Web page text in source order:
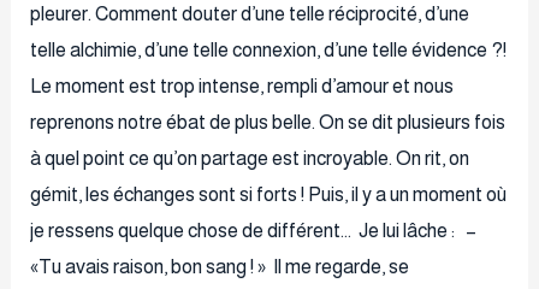
pleurer. Comment douter d’une telle réciprocité, d’une
telle alchimie, d’une telle connexion, d’une telle évidence ?!
Le moment est trop intense, rempli d’amour et nous
reprenons notre ébat de plus belle. On se dit plusieurs fois
à quel point ce qu’on partage est incroyable. On rit, on
gémit, les échanges sont si forts ! Puis, il y a un moment où
je ressens quelque chose de différent… Je lui lâche : –
«Tu avais raison, bon sang ! » Il me regarde, se